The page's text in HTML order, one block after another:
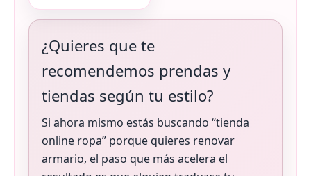
¿Quieres que te
recomendemos prendas y
tiendas según tu estilo?
Si ahora mismo estás buscando “tienda
online ropa” porque quieres renovar
armario, el paso que más acelera el